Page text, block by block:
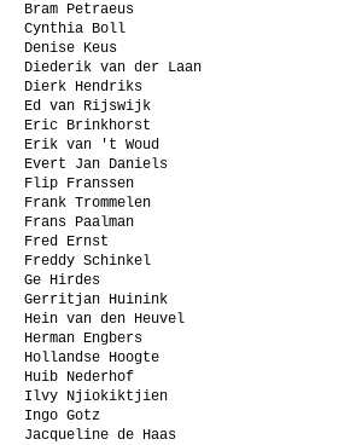
Bram Petraeus
Cynthia Boll
Denise Keus
Diederik van der Laan
Dierk Hendriks
Ed van Rijswijk
Eric Brinkhorst
Erik van 't Woud
Evert Jan Daniels
Flip Franssen
Frank Trommelen
Frans Paalman
Fred Ernst
Freddy Schinkel
Ge Hirdes
Gerritjan Huinink
Hein van den Heuvel
Herman Engbers
Hollandse Hoogte
Huib Nederhof
Ilvy Njiokiktjien
Ingo Gotz
Jacqueline de Haas